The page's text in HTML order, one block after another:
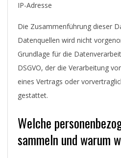
IP-Adresse
Die Zusammenführung dieser
Datenquellen wird nicht
Grundlage für die
DSGVO, der die Verarbeitung
eines Vertrags oder
gestattet.
Welche
sammeln und warum